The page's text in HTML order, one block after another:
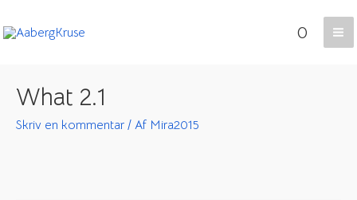
til
0
What 2.1
Skriv en kommentar / Af Mira2015